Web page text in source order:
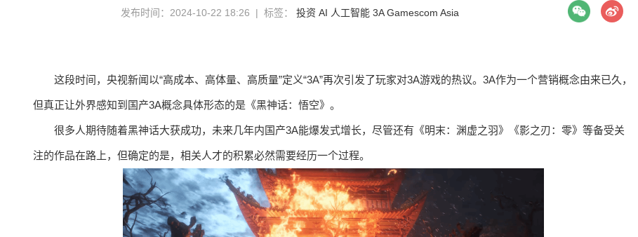
发布时间：2024-10-22 18:26 | 标签： 投资 AI 人工智能 3A Gamescom Asia
这段时间，央视新闻以“高成本、高体量、高质量”定义“3A”再次引发了玩家对3A游戏的热议。3A作为一个营销概念由来已久，
但真正让外界感知到国产3A概念具体形态的是《黑神话：悟空》。
很多人期待随着黑神话大获成功，未来几年内国产3A能爆发式增长，尽管还有《明末：渊虚之羽》《影之刃：零》等备受关
注的作品在路上，但确定的是，相关人才的积累必然需要经历一个过程。